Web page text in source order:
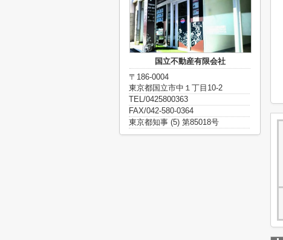
国立不動産有限会社
〒186-0004
東京都国立市中１丁目10-2
TEL/0425800363
FAX/042-580-0364
東京都知事 (5) 第85018号